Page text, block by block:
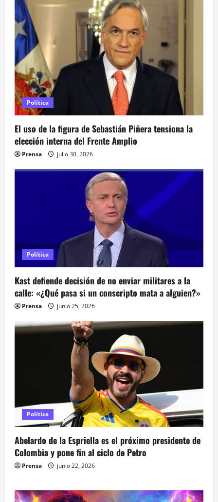
ó
n
d
e
e
n
t
r
s
Política
El uso de la figura de Sebastián Piñera tensiona la
elección interna del Frente Amplio
Prensa julio 30, 2026
Política
Kast defiende decisión de no enviar militares a la
calle: «¿Qué pasa si un conscripto mata a alguien?»
Prensa junio 25, 2026
Política
Abelardo de la Espriella es el próximo presidente de
Colombia y pone fin al ciclo de Petro
Prensa junio 22, 2026